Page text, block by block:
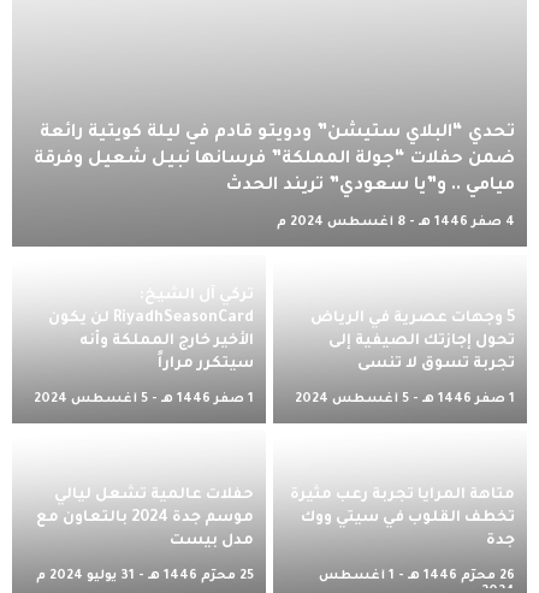
تحدي “البلاي ستيشن” ودويتو قادم في ليلة كويتية رائعة
ضمن حفلات “جولة المملكة” فرسانها نبيل شعيل وفرقة
ميامي .. و”يا سعودي” تريند الحدث
4 صفر 1446 هـ - 8 أغسطس 2024 م
5 وجهات عصرية في الرياض
تحول إجازتك الصيفية إلى
تجربة تسوق لا تنسى
1 صفر 1446 هـ - 5 أغسطس 2024
تركي آل الشيخ:
RiyadhSeasonCard لن يكون
الأخير خارج المملكة وأنه
سيتكرر مراراً
1 صفر 1446 هـ - 5 أغسطس 2024
متاهة المرايا تجربة رعب مثيرة
تخطف القلوب في سيتي ووك
جدة
26 محرّم 1446 هـ - 1 أغسطس
حفلات عالمية تُشعل ليالي
موسم جدة 2024 بالتعاون مع
مدل بيست
25 محرّم 1446 هـ - 31 يوليو 2024 م